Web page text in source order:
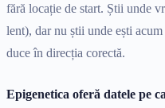
fără locație de start. Știi unde
lent), dar nu știi unde ești
duce în direcția corectă.
Epigenetica oferă datele pe